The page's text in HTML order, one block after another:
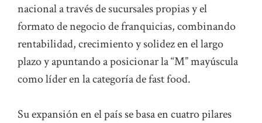
nacional a través de sucursales propias y el
formato de negocio de franquicias, combinando
rentabilidad, crecimiento y solidez en el largo
plazo y apuntando a posicionar la “M” mayúscula
como líder en la categoría de fast food.
Su expansión en el país se basa en cuatro pilares